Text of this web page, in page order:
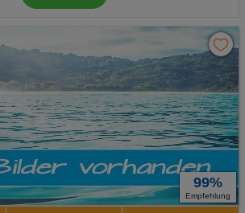
99%
Empfehlung